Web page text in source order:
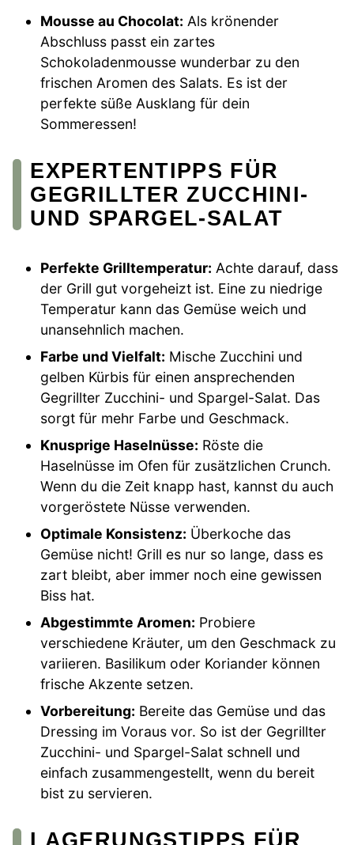
Mousse au Chocolat: Als krönender
Abschluss passt ein zartes
Schokoladenmousse wunderbar zu den
frischen Aromen des Salats. Es ist der
perfekte süße Ausklang für dein
Sommeressen!
EXPERTENTIPPS FÜR
GEGRILLTER ZUCCHINI-
UND SPARGEL-SALAT
Perfekte Grilltemperatur: Achte darauf, dass
der Grill gut vorgeheizt ist. Eine zu niedrige
Temperatur kann das Gemüse weich und
unansehnlich machen.
Farbe und Vielfalt: Mische Zucchini und
gelben Kürbis für einen ansprechenden
Gegrillter Zucchini- und Spargel-Salat. Das
sorgt für mehr Farbe und Geschmack.
Knusprige Haselnüsse: Röste die
Haselnüsse im Ofen für zusätzlichen Crunch.
Wenn du die Zeit knapp hast, kannst du auch
vorgeröstete Nüsse verwenden.
Optimale Konsistenz: Überkoche das
Gemüse nicht! Grill es nur so lange, dass es
zart bleibt, aber immer noch eine gewissen
Biss hat.
Abgestimmte Aromen: Probiere
verschiedene Kräuter, um den Geschmack zu
variieren. Basilikum oder Koriander können
frische Akzente setzen.
Vorbereitung: Bereite das Gemüse und das
Dressing im Voraus vor. So ist der Gegrillter
Zucchini- und Spargel-Salat schnell und
einfach zusammengestellt, wenn du bereit
bist zu servieren.
LAGERUNGSTIPPS FÜR